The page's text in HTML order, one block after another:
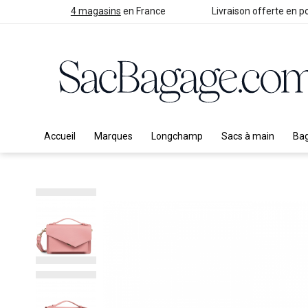
4 magasins en France Livraison offerte en
Accueil Marques Longchamp Sacs à main
of
the
images